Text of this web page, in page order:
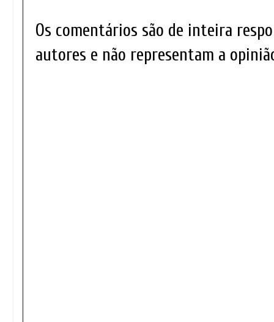
Os comentários são de inteira
autores e não representam a